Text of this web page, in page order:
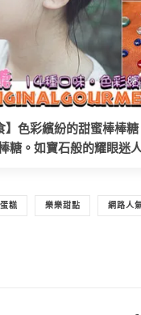
】色彩繽紛的甜蜜棒棒
糖。如寶石般的耀眼迷人
糕 樂樂甜點 網路人